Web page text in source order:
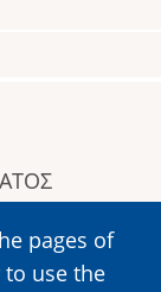
pages of
use the